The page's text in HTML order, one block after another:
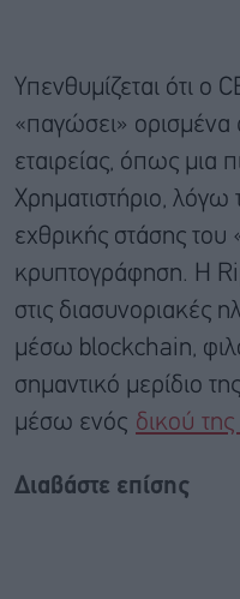
Υπενθυμίζεται ότι ο
«παγώσει» ορισμένα
εταιρείας, όπως μια
Χρηματιστήριο, λόγω
εχθρικής στάσης του
κρυπτογράφηση. Η
στις διασυνοριακές
μέσω blockchain,
σημαντικό μερίδιο
μέσω ενός δικού
Διαβάστε επίσης